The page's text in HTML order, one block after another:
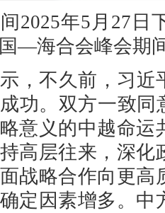
2025年5月27日
—海合会峰会期
，不久前，习
功。双方一致同
意义的中越命
高层往来，深
战略合作向更
定因素增多。